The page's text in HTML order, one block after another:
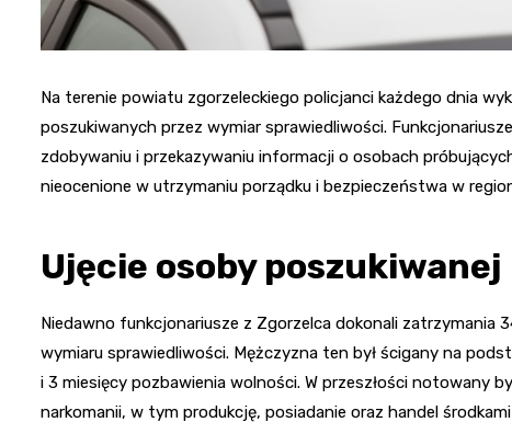
Na terenie powiatu zgorzeleckiego policjanci każdego dnia
poszukiwanych przez wymiar sprawiedliwości.
zdobywaniu i przekazywaniu informacji o osobach
nieocenione w utrzymaniu porządku i bezpieczeństwa w
Ujęcie osoby poszukiwanej
Niedawno funkcjonariusze z Zgorzelca dokonali zatrzymania
wymiaru sprawiedliwości. Mężczyzna ten był ścigany na
i 3 miesięcy pozbawienia wolności. W przeszłości notowany
narkomanii, w tym produkcję, posiadanie oraz handel